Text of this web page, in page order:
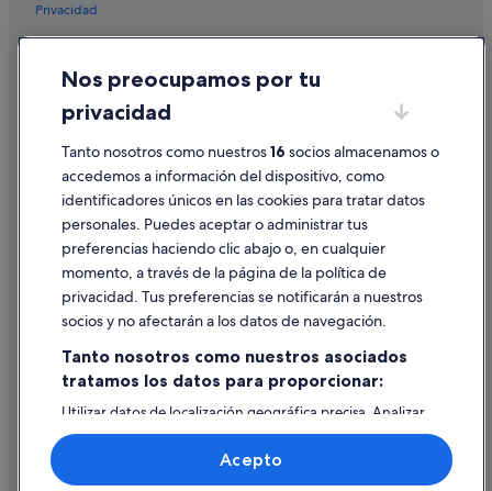
Privacidad
Condiciones de uso
Información legal/contacto
Pautas sobre el contenido y cómo denunciar contenido
Ayuda
Cancelar un vuelo
Cancelar una reserva de hotel o de un alquiler vacacional
Utilizar un cupón de Expedia
Documentos para viajes internacionales
Nos preocupamos por tu
privacidad
Tanto nosotros como nuestros16 socios almacenamos o
accedemos a información del dispositivo, como
identificadores únicos en las cookies para tratar datos
personales. Puedes aceptar o administrar tus
preferencias haciendo clic abajo o, en cualquier
momento, a través de la página de la política de
privacidad. Tus preferencias se notificarán a nuestros
socios y no afectarán a los datos de navegación.
Tanto nosotros como nuestros asociados
tratamos los datos para proporcionar:
Utilizar datos de localización geográfica precisa. Analizar
activamente las características del dispositivo para su
identificación. Almacenar la información en un dispositivo
y/o acceder a ella. Publicidad y contenido personalizados,
medición de publicidad y contenido, investigación de
Acepto